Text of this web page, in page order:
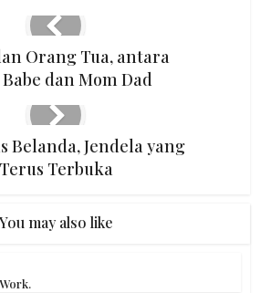
Orang Tua, antara
dan Mom Dad
Belanda, Jendela yang
Terus Terbuka
You may also like